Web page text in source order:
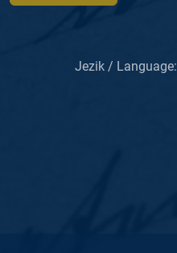
Jezik / Language: